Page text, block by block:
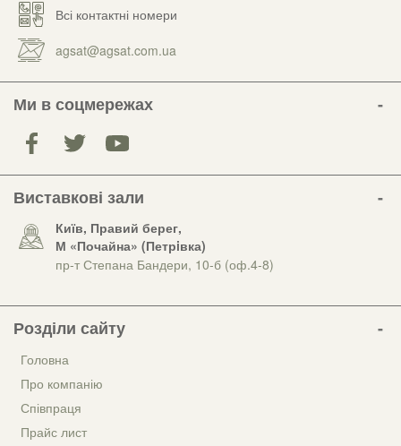
Всі контактні номери
agsat@agsat.com.ua
Ми в соцмережах
Виставкові зали
Київ, Правий берег,
М «Почайна» (Петрiвка)
пр-т Степана Бандери, 10-б (оф.4-8)
Розділи сайту
Головна
Про компанію
Співпраця
Прайс лист